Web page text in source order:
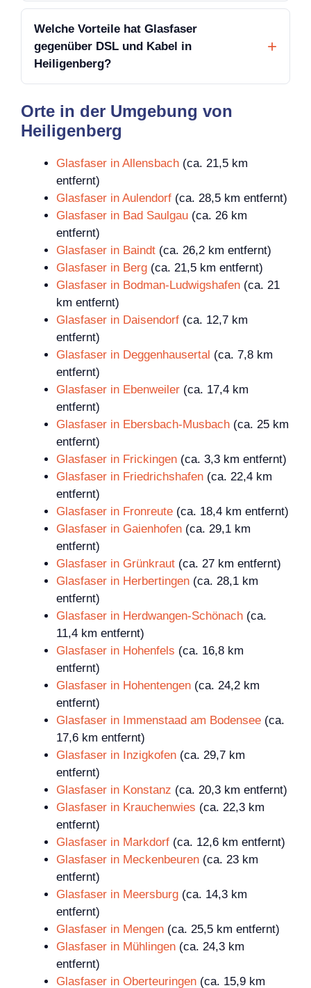
Welche Vorteile hat Glasfaser
gegenüber DSL und Kabel in
Heiligenberg?
Orte in der Umgebung von
Heiligenberg
Glasfaser in Allensbach (ca. 21,5 km
entfernt)
Glasfaser in Aulendorf (ca. 28,5 km entfernt)
Glasfaser in Bad Saulgau (ca. 26 km
entfernt)
Glasfaser in Baindt (ca. 26,2 km entfernt)
Glasfaser in Berg (ca. 21,5 km entfernt)
Glasfaser in Bodman-Ludwigshafen (ca. 21
km entfernt)
Glasfaser in Daisendorf (ca. 12,7 km
entfernt)
Glasfaser in Deggenhausertal (ca. 7,8 km
entfernt)
Glasfaser in Ebenweiler (ca. 17,4 km
entfernt)
Glasfaser in Ebersbach-Musbach (ca. 25 km
entfernt)
Glasfaser in Frickingen (ca. 3,3 km entfernt)
Glasfaser in Friedrichshafen (ca. 22,4 km
entfernt)
Glasfaser in Fronreute (ca. 18,4 km entfernt)
Glasfaser in Gaienhofen (ca. 29,1 km
entfernt)
Glasfaser in Grünkraut (ca. 27 km entfernt)
Glasfaser in Herbertingen (ca. 28,1 km
entfernt)
Glasfaser in Herdwangen-Schönach (ca.
11,4 km entfernt)
Glasfaser in Hohenfels (ca. 16,8 km
entfernt)
Glasfaser in Hohentengen (ca. 24,2 km
entfernt)
Glasfaser in Immenstaad am Bodensee (ca.
17,6 km entfernt)
Glasfaser in Inzigkofen (ca. 29,7 km
entfernt)
Glasfaser in Konstanz (ca. 20,3 km entfernt)
Glasfaser in Krauchenwies (ca. 22,3 km
entfernt)
Glasfaser in Markdorf (ca. 12,6 km entfernt)
Glasfaser in Meckenbeuren (ca. 23 km
entfernt)
Glasfaser in Meersburg (ca. 14,3 km
entfernt)
Glasfaser in Mengen (ca. 25,5 km entfernt)
Glasfaser in Mühlingen (ca. 24,3 km
entfernt)
Glasfaser in Oberteuringen (ca. 15,9 km